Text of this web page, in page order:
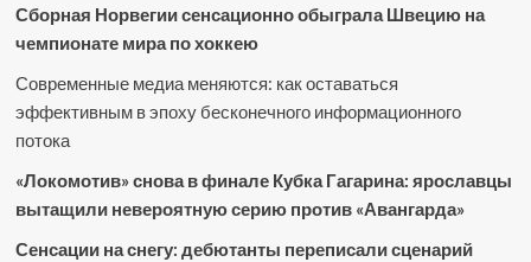
Сборная Норвегии сенсационно обыграла Швецию на
чемпионате мира по хоккею
Современные медиа меняются: как оставаться
эффективным в эпоху бесконечного информационного
потока
«Локомотив» снова в финале Кубка Гагарина: ярославцы
вытащили невероятную серию против «Авангарда»
Сенсации на снегу: дебютанты переписали сценарий